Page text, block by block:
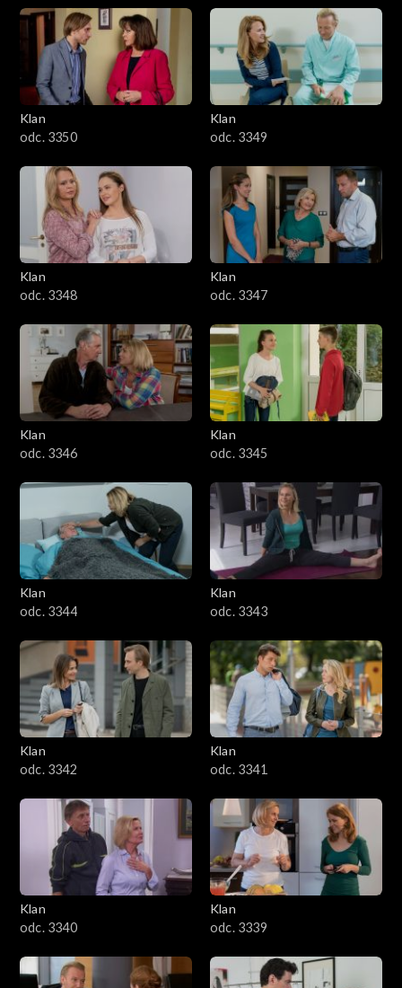
Klan
odc. 3350
Klan
odc. 3349
Klan
odc. 3348
Klan
odc. 3347
Klan
odc. 3346
Klan
odc. 3345
Klan
odc. 3344
Klan
odc. 3343
Klan
odc. 3342
Klan
odc. 3341
Klan
odc. 3340
Klan
odc. 3339